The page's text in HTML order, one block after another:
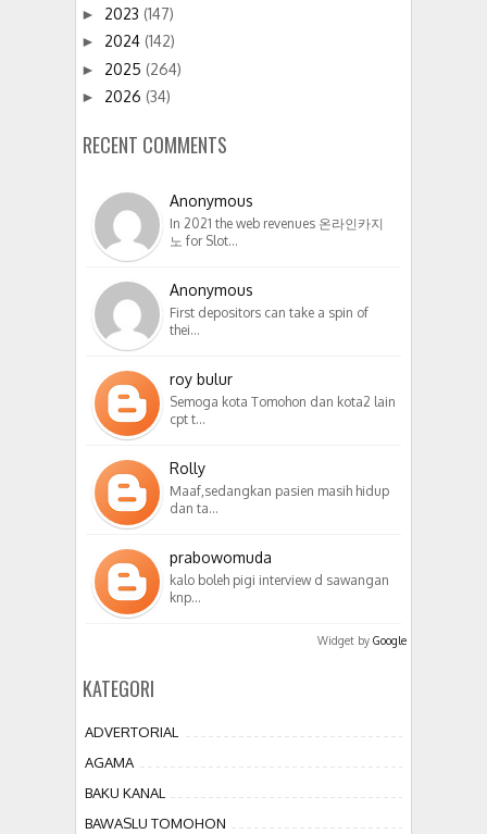
► 2023 (147)
► 2024 (142)
► 2025 (264)
► 2026 (34)
RECENT COMMENTS
Anonymous
In 2021 the web revenues 온라인카지
노 for Slot…
Anonymous
First depositors can take a spin of
thei…
roy bulur
Semoga kota Tomohon dan kota2 lain
cpt t…
Rolly
Maaf,sedangkan pasien masih hidup
dan ta…
prabowomuda
kalo boleh pigi interview d sawangan
knp…
Widget by Google
KATEGORI
ADVERTORIAL
AGAMA
BAKU KANAL
BAWASLU TOMOHON